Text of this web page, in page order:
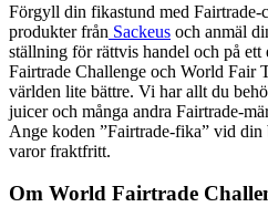
Förgyll din fikastund med Fairtrade-
produkter från Sackeus och anmäl
ställning för rättvis handel och på ett
Fairtrade Challenge och World Fair
världen lite bättre. Vi har allt du
juicer och många andra Fairtrade-
Ange koden ”Fairtrade-fika” vid
varor fraktfritt.
Om World Fairtrade